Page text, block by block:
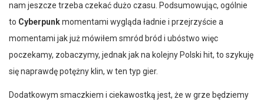
nam jeszcze trzeba czekać dużo czasu. Podsumowując, ogólnie
to Cyberpunkmomentami wygląda ładnie i przejrzyście a
momentami jak już mówiłem smród bród i ubóstwo więc
poczekamy, zobaczymy, jednak jak na kolejny Polski hit, to szykuję
się naprawdę potężny klin, w ten typ gier.
Dodatkowym smaczkiem i ciekawostką jest, że w grze będziemy